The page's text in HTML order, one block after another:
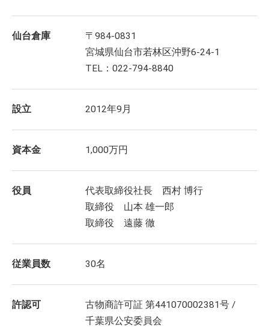
仙台倉庫
〒984-0831
宮城県仙台市若林区沖野6-24-1
TEL：022-794-8840
設立 2012年9月
資本金 1,000万円
役員
代表取締役社長 西村 博行
取締役 山本 雄一郎
取締役 遠藤 徹
従業員数 30名
許認可
古物商許可証 第441070002381号 /
千葉県公安委員会